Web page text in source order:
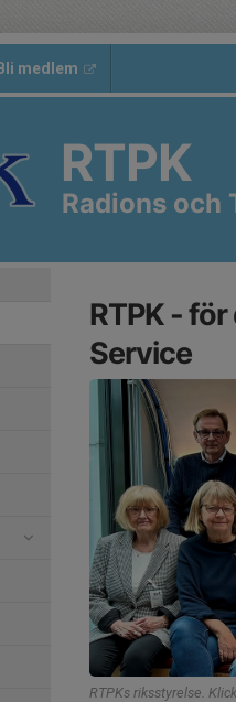
Bli medlem
RTPK
Radions och
RTPK -
Service
RTPKs riksstyrelse.